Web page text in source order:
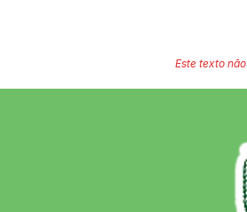
Este texto